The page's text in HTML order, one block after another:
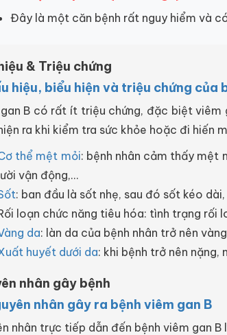
Đây là một căn bệnh rất nguy hiểm và
& Triệu chứng
hiệu, biểu hiện và triệu chứng của
B có rất ít triệu chứng, đặc biệt viêm
ra khi kiểm tra sức khỏe hoặc đi hiến
thể mệt mỏi: bệnh nhân cảm thấy mệt
lười vận động,...
: ban đầu là sốt nhẹ, sau đó sốt kéo
loạn chức năng tiêu hóa: tình trạng rối
da: làn da của bệnh nhân trở nên
huyết dưới da: khi bệnh trở nên
nhân gây bệnh
nhân gây ra bệnh viêm gan B
nhân trực tiếp dẫn đến bệnh viêm gan